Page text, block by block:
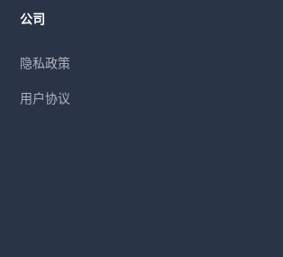
公司
隐私政策
用户协议